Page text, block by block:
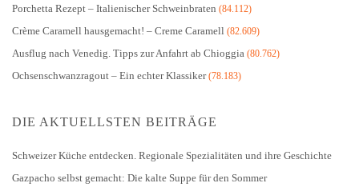
Porchetta Rezept – Italienischer Schweinbraten (84.112)
Crème Caramell hausgemacht! – Creme Caramell (82.609)
Ausflug nach Venedig. Tipps zur Anfahrt ab Chioggia (80.762)
Ochsenschwanzragout – Ein echter Klassiker(78.183)
DIE AKTUELLSTEN BEITRÄGE
Schweizer Küche entdecken. Regionale Spezialitäten und ihre Geschichte
Gazpacho selbst gemacht: Die kalte Suppe für den Sommer